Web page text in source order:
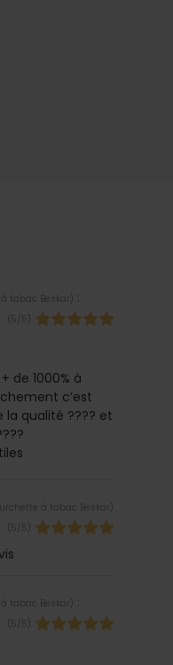
tabac Beskar
5 5
de 1000% à
c’est
qualité ???? et
à tabac Beskar
5 5
tabac Beskar
5 5